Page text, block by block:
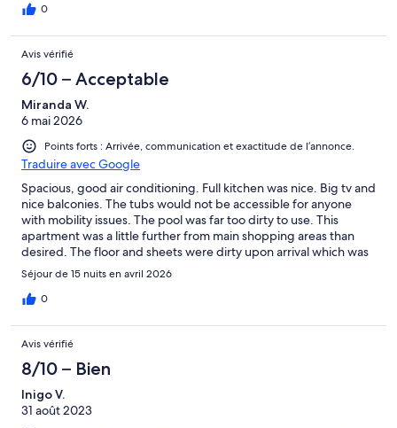
0
Avis vérifié
6/10 – Acceptable
Miranda W.
6 mai 2026
Points forts : Arrivée, communication et exactitude de l’annonce.
Traduire avec Google
Spacious, good air conditioning. Full kitchen was nice. Big tv and
nice balconies. The tubs would not be accessible for anyone
with mobility issues. The pool was far too dirty to use. This
apartment was a little further from main shopping areas than
desired. The floor and sheets were dirty upon arrival which was
disappointing. Biggest issue was the neighbours/
neighborhood- constant shouting at all hours of the night.
Personally wouldn’t book this property again.
Séjour de 15 nuits en avril 2026
0
Avis vérifié
8/10 – Bien
Inigo V.
31 août 2023